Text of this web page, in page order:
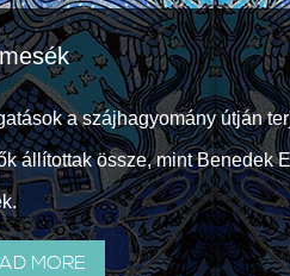
a szájhagyomány útján
állítottak össze, mint Benedek
MORE